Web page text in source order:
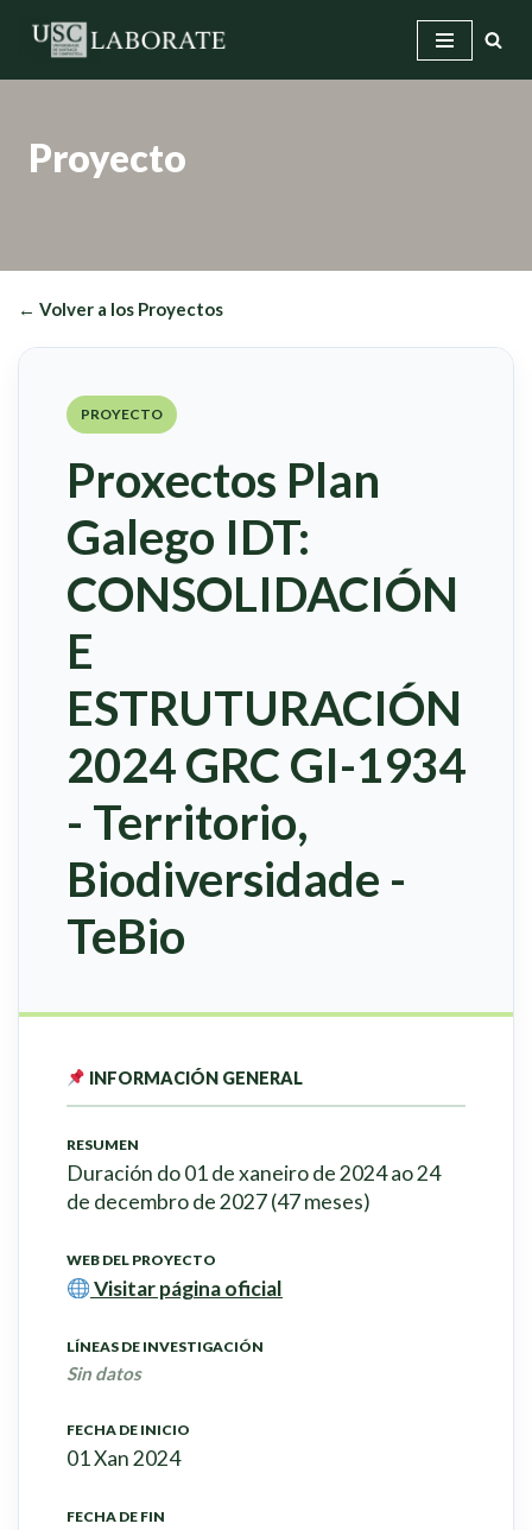
Saltar
Proyecto
← Volver a los Proyectos
PROYECTO
Proxectos Plan
Galego IDT:
CONSOLIDACIÓN
E
ESTRUTURACIÓN
2024 GRC GI-1934
- Territorio,
Biodiversidade -
TeBio
INFORMACIÓN GENERAL
RESUMEN
Duración do 01 de xaneiro de 2024 ao 24
de decembro de 2027 (47 meses)
WEB DEL PROYECTO
Visitar página oficial
LÍNEAS DE INVESTIGACIÓN
Sin datos
FECHA DE INICIO
01 Xan 2024
FECHA DE FIN